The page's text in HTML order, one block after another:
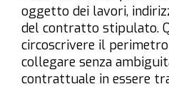
oggetto dei lavori,
del contratto stipulato.
circoscrivere il
collegare senza
contrattuale in essere